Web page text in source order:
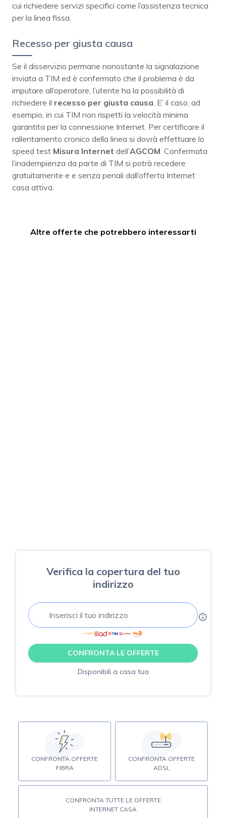
cui richiedere servizi specifici come l’assistenza tecnica
per la linea fissa.
Recesso per giusta causa
Se il disservizio permane nonostante la signalazione
inviata a TIM ed è confermato che il problema è da
imputare all’operatore, l’utente ha la possibilità di
richiedere il recesso per giusta causa. E’ il caso, ad
esempio, in cui TIM non rispetti la velocità minima
garantita per la connessione Internet. Per certificare il
rallentamento cronico della linea si dovrà effettuare lo
speed test Misura Internet dell’AGCOM. Confermata
l’inadempienza da parte di TIM si potrà recedere
gratuitamente e e senza penali dall’offerta Internet
casa attiva.
Altre offerte che potrebbero interessarti
Verifica la copertura del tuo
indirizzo
CONFRONTA LE OFFERTE
Disponibili a casa tua
CONFRONTA OFFERTE
FIBRA
CONFRONTA OFFERTE
ADSL
CONFRONTA TUTTE LE OFFERTE
INTERNET CASA